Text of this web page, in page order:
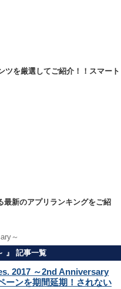
ツを厳選してご紹介！！スマート
最新のアプリランキングをご紹
～
』 記事一覧
2017 ～2nd Anniversary
ーンを期間延期！されない